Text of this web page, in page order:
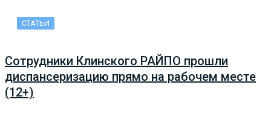
СТАТЬИ
Сотрудники Клинского РАЙПО прошли
диспансеризацию прямо на рабочем месте
(12+)